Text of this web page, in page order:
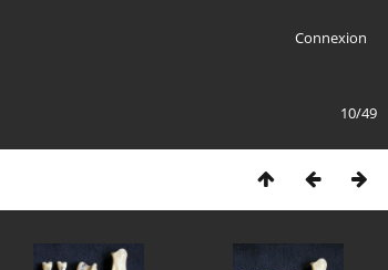
Connexion
10/49